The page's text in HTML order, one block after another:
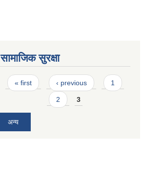
सामाजिक सुरक्षा
Pages
« first ‹ previous 1
2 3
अन्य